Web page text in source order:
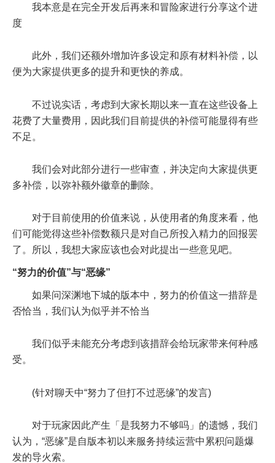
我本意是在完全开发后再来和冒险家进行分享这个进
度
此外，我们还额外增加许多设定和原有材料补偿，以
便为大家提供更多的提升和更快的养成。
不过说实话，考虑到大家长期以来一直在这些设备上
花费了大量费用，因此我们目前提供的补偿可能显得有些
不足。
我们会对此部分进行一些审查，并决定向大家提供更
多补偿，以弥补额外徽章的删除。
对于目前使用的价值来说，从使用者的角度来看，他
们可能觉得这些补偿数额只是对自己所投入精力的回报罢
了。所以，我想大家应该也会对此提出一些意见吧。
“努力的价值”与“恶缘”
如果问深渊地下城的版本中，努力的价值这一措辞是
否恰当，我们认为似乎并不恰当
我们似乎未能充分考虑到该措辞会给玩家带来何种感
受。
(针对聊天中“努力了但打不过恶缘”的发言)
对于玩家因此产生「是我努力不够吗」的遗憾，我们
认为，“恶缘”是自版本初以来服务持续运营中累积问题爆
发的导火索。